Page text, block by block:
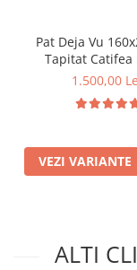
Pat Deja Vu
Tapitat Catifea
Somiera Inclusa
1.500,00
VEZI VARIANTE
ALTI